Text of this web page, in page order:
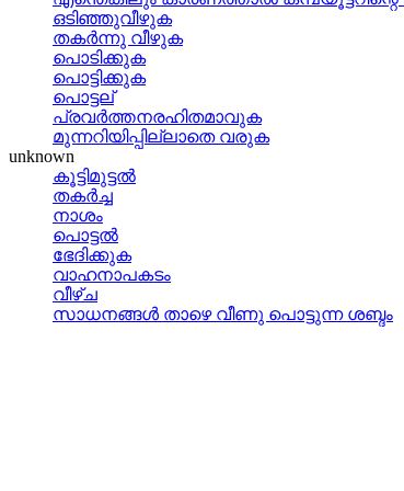
ഒടിഞ്ഞുവീഴുക
തകര്‍ന്നു വീഴുക
പൊടിക്കുക
പൊട്ടിക്കുക
പൊട്ടല്
പ്രവര്‍ത്തനരഹിതമാവുക
മുന്നറിയിപ്പില്ലാതെ വരുക
unknown
കൂട്ടിമുട്ടല്‍
തകര്‍ച്ച
നാശം
പൊട്ടല്‍
ഭേദിക്കുക
വാഹനാപകടം
വീഴ്ച
സാധനങ്ങള്‍ താഴെ വീണു പൊട്ടുന്ന ശബ്ദം